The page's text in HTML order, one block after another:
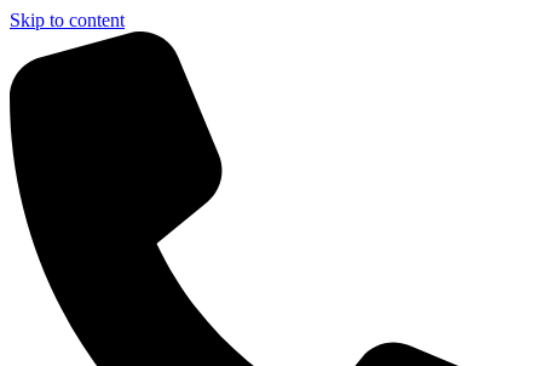
Skip to content